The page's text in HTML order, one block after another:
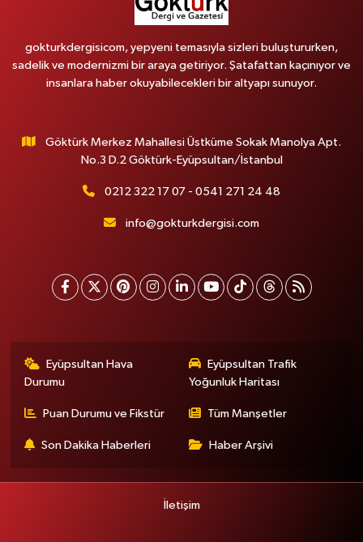
gokturkdergisicom, yepyeni temasıyla sizleri buluştururken,
sadelik ve modernizmi bir araya getiriyor. Şatafattan kaçınıyor ve
insanlara haber okuyabilecekleri bir altyapı sunuyor.
Göktürk Merkez Mahallesi Üstküme Sokak Manolya Apt.
No.3 D.2 Göktürk-Eyüpsultan/İstanbul
0212 322 17 07 - 0541 271 24 48
info@gokturkdergisi.com
Eyüpsultan Hava
Durumu
Eyüpsultan Trafik
Yoğunluk Haritası
Puan Durumu ve Fikstür Tüm Manşetler
Son Dakika Haberleri Haber Arşivi
İletişim